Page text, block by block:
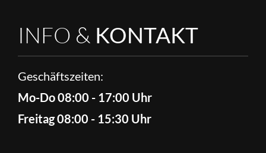
INFO & KONTAKT
Geschäftszeiten:
Mo-Do 08:00 - 17:00 Uhr
Freitag 08:00 - 15:30 Uhr